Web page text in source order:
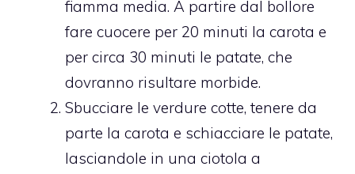
fiamma media. A partire dal bollore
fare cuocere per 20 minuti la carota e
per circa 30 minuti le patate, che
dovranno risultare morbide.
Sbucciare le verdure cotte, tenere da
parte la carota e schiacciare le patate,
lasciandole in una ciotola a